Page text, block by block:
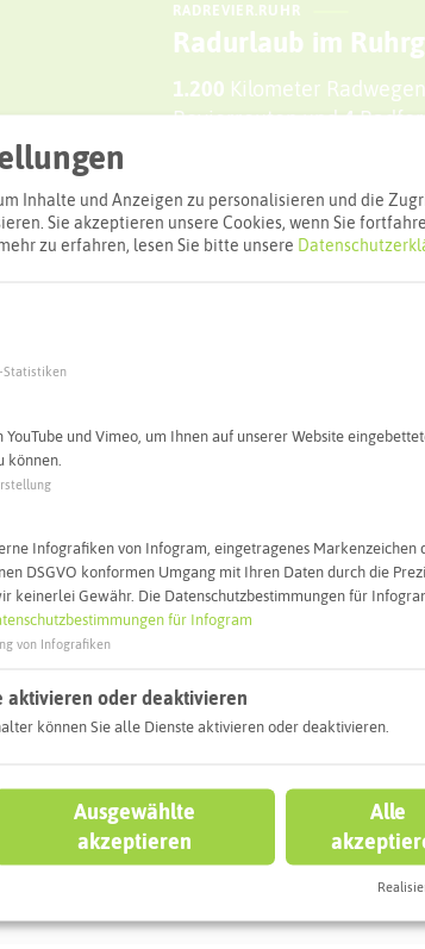
RADREVIER.RUHR
Radurlaub im
1.200 Kilometer
Revierrouten und4
findet ihr traumhafte
Radurlaub. Erlebt die
Industriekultur an Ruhr,
vom Sattel aus.
Mehr Details "Unterwegs
Unterkünfte für
Bett+Bike im Kreis
zu
von
zu
aus
Zeit
Inhalte und Anzeigen zu personalisieren und die
Sie akzeptieren unsere Cookies, wenn Sie
zu erfahren, lesen Sie bitte unsere
Statistiken
und Vimeo, um Ihnen auf unserer Website
können.
Infografiken von Infogram, eingetragenes Markenzeichen
DSGVO konformen Umgang mit Ihren Daten durch die
keinerlei Gewähr. Die Datenschutzbestimmungen für
für Infogram
von Infografiken
aktivieren oder deaktivieren
können Sie alle Dienste aktivieren oder deaktivieren.
Ausgewählte
akzeptieren
Alle